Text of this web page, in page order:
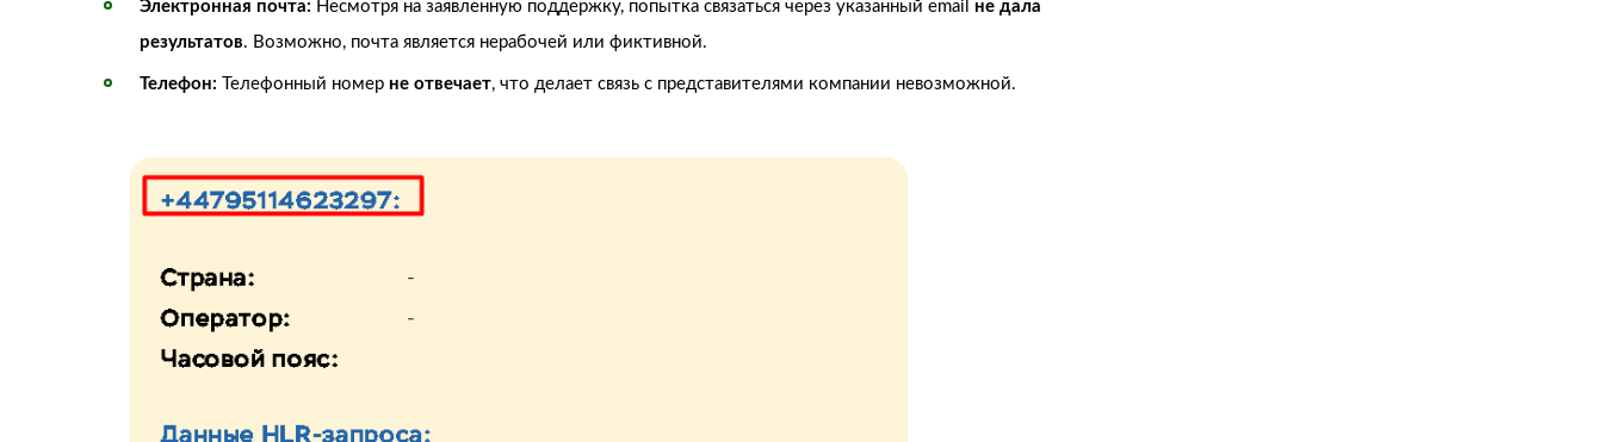
Электронная почта: Несмотря на заявленную поддержку, попытка связаться через указанный email не дала
результатов. Возможно, почта является нерабочей или фиктивной.
Телефон: Телефонный номер не отвечает, что делает связь с представителями компании невозможной.